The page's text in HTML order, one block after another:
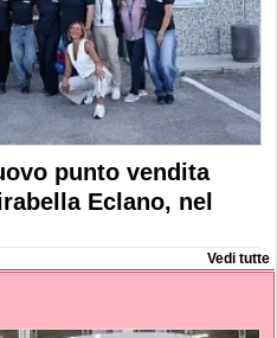
punto vendita
Eclano, nel
Vedi tutte